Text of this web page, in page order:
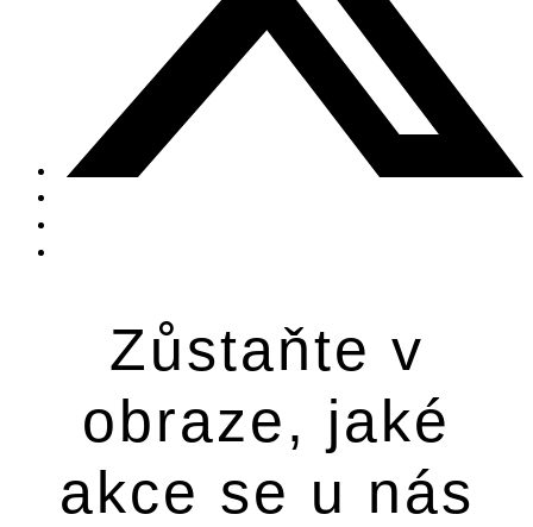
Zůstaňte v
obraze, jaké
akce se u nás